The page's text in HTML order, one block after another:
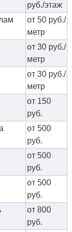
руб./этаж
от 50 руб./
метр
от 30 руб./
метр
от 30 руб./
метр
от 150
руб.
от 500
руб.
от 500
руб.
от 500
руб.
от 800
руб.